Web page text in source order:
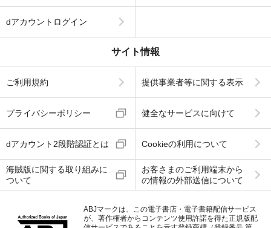
dアカウントログイン
サイト情報
ご利用規約 提供事業者等に関する表示
プライバシーポリシー 健全なサービスに向けて
dアカウント2段階認証とは Cookieの利用について
海賊版に関する取り組みに
ついて
お客さまのご利用端末から
の情報の外部送信について
ABJマークは、この電子書店・電子書籍配信サービス
が、著作権者からコンテンツ使用許諾を得た正規版配